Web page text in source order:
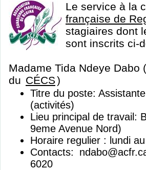
Le service à la
française de
stagiaires dont
sont inscrits ci-
Madame Tida Ndeye Dabo
du CÉCS)
Titre du poste:
(activités)
Lieu principal de travail:
9eme Avenue Nord)
Horaire regulier : lundi
Contacts:
6020